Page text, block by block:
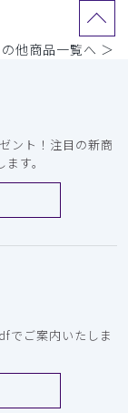
他商品一覧へ ＞
ント！注目の新商
す。
でご案内いたしま